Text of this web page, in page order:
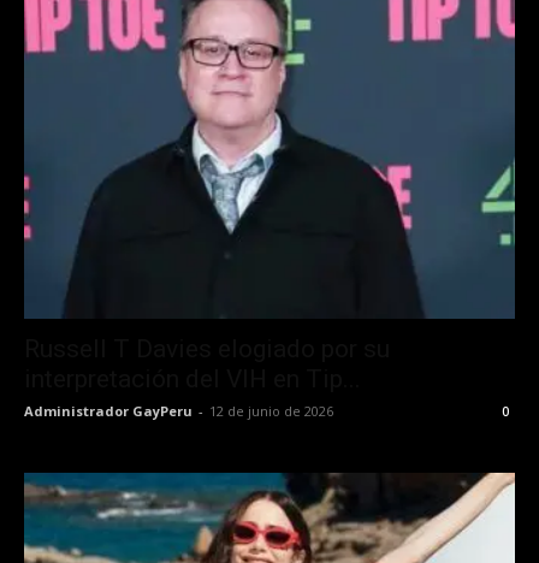
Administrador GayPeru - 12 de junio de 2026 0